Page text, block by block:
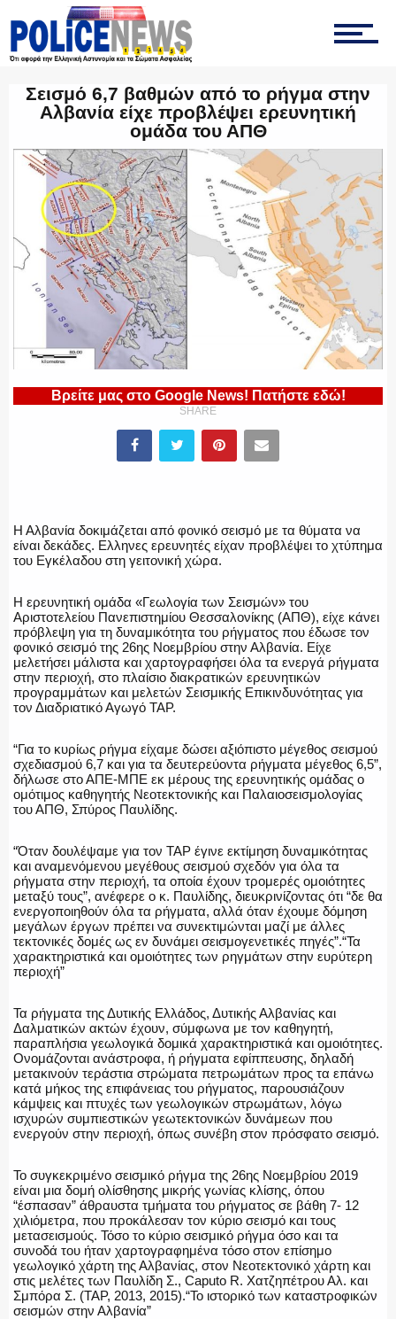
ΟΜΑΔΑ “Ζ”
ΕΚΑΜ
ΛΙΜΕΝΙΚΟ
ΕΝΟΠΛΕΣ ΔΥΝΑΜΕΙΣ
ΕΚΑΒ
ΑΣΤΥΝΟΜΙΚΟ ΡΕΠΟΡΤΑΖ
Η ΦΩΝΗ ΣΟΥ
ΟΠΛΑ/ΕΞΟΠΛΙΣΜΟΣ
ΟΜΑΔΕΣ ΕΛ.ΑΣ.
Σεισμό 6,7 βαθμών από το ρήγμα στην
Αλβανία είχε προβλέψει ερευνητική
ομάδα του ΑΠΘ
Βρείτε μας στο Google News! Πατήστε εδώ!
SHARE
Η Αλβανία δοκιμάζεται από φονικό σεισμό με τα θύματα να
είναι δεκάδες. Ελληνες ερευνητές είχαν προβλέψει το χτύπημα
του Εγκέλαδου στη γειτονική χώρα.
Η ερευνητική ομάδα «Γεωλογία των Σεισμών» του
Αριστοτελείου Πανεπιστημίου Θεσσαλονίκης (ΑΠΘ), είχε κάνει
πρόβλεψη για τη δυναμικότητα του ρήγματος που έδωσε τον
φονικό σεισμό της 26ης Νοεμβρίου στην Αλβανία. Είχε
μελετήσει μάλιστα και χαρτογραφήσει όλα τα ενεργά ρήγματα
στην περιοχή, στο πλαίσιο διακρατικών ερευνητικών
προγραμμάτων και μελετών Σεισμικής Επικινδυνότητας για
τον Διαδριατικό Αγωγό TAP.
“Για το κυρίως ρήγμα είχαμε δώσει αξιόπιστο μέγεθος σεισμού
σχεδιασμού 6,7 και για τα δευτερεύοντα ρήγματα μέγεθος 6,5”,
δήλωσε στο ΑΠΕ-ΜΠΕ εκ μέρους της ερευνητικής ομάδας ο
ομότιμος καθηγητής Νεοτεκτονικής και Παλαιοσεισμολογίας
του ΑΠΘ, Σπύρος Παυλίδης.
“Όταν δουλέψαμε για τον TAP έγινε εκτίμηση δυναμικότητας
και αναμενόμενου μεγέθους σεισμού σχεδόν για όλα τα
ρήγματα στην περιοχή, τα οποία έχουν τρομερές ομοιότητες
μεταξύ τους”, ανέφερε ο κ. Παυλίδης, διευκρινίζοντας ότι “δε θα
ενεργοποιηθούν όλα τα ρήγματα, αλλά όταν έχουμε δόμηση
μεγάλων έργων πρέπει να συνεκτιμώνται μαζί με άλλες
τεκτονικές δομές ως εν δυνάμει σεισμογενετικές πηγές”.“Τα
χαρακτηριστικά και ομοιότητες των ρηγμάτων στην ευρύτερη
περιοχή”
Τα ρήγματα της Δυτικής Ελλάδος, Δυτικής Αλβανίας και
Δαλματικών ακτών έχουν, σύμφωνα με τον καθηγητή,
παραπλήσια γεωλογικά δομικά χαρακτηριστικά και ομοιότητες.
Ονομάζονται ανάστροφα, ή ρήγματα εφίππευσης, δηλαδή
μετακινούν τεράστια στρώματα πετρωμάτων προς τα επάνω
κατά μήκος της επιφάνειας του ρήγματος, παρουσιάζουν
κάμψεις και πτυχές των γεωλογικών στρωμάτων, λόγω
ισχυρών συμπιεστικών γεωτεκτονικών δυνάμεων που
ενεργούν στην περιοχή, όπως συνέβη στον πρόσφατο σεισμό.
Το συγκεκριμένο σεισμικό ρήγμα της 26ης Νοεμβρίου 2019
είναι μια δομή ολίσθησης μικρής γωνίας κλίσης, όπου
“έσπασαν” άθραυστα τμήματα του ρήγματος σε βάθη 7- 12
χιλιόμετρα, που προκάλεσαν τον κύριο σεισμό και τους
μετασεισμούς. Τόσο το κύριο σεισμικό ρήγμα όσο και τα
συνοδά του ήταν χαρτογραφημένα τόσο στον επίσημο
γεωλογικό χάρτη της Αλβανίας, στον Νεοτεκτονικό χάρτη και
στις μελέτες των Παυλίδη Σ., Caputo R. Χατζηπέτρου Αλ. και
Σμπόρα Σ. (TAP, 2013, 2015).“Το ιστορικό των καταστροφικών
σεισμών στην Αλβανία”